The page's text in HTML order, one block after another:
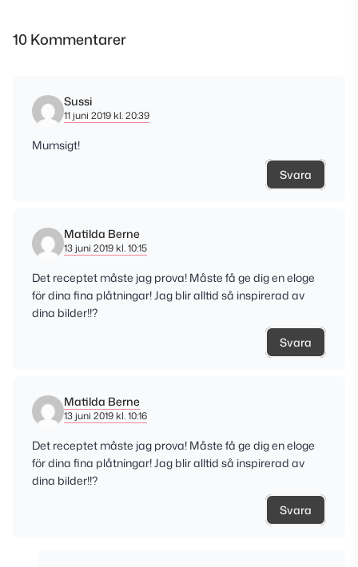
10 Kommentarer
Sussi
11 juni 2019 kl. 20:39
Mumsigt!
Svara
Matilda Berne
13 juni 2019 kl. 10:15
Det receptet måste jag prova! Måste få ge dig en eloge
för dina fina plåtningar! Jag blir alltid så inspirerad av
dina bilder!!?
Svara
Matilda Berne
13 juni 2019 kl. 10:16
Det receptet måste jag prova! Måste få ge dig en eloge
för dina fina plåtningar! Jag blir alltid så inspirerad av
dina bilder!!?
Svara